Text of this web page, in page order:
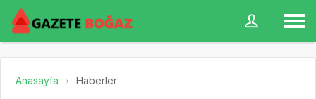
Anasayfa Haberler